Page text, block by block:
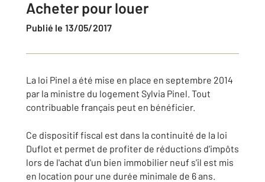
Acheter pour louer
Publié le 13/05/2017
La loi Pinel a été mise en place en septembre 2014
par la ministre du logement Sylvia Pinel. Tout
contribuable français peut en bénéficier.
Ce dispositif fiscal est dans la continuité de la loi
Duflot et permet de profiter de réductions d'impôts
lors de l'achat d'un bien immobilier neuf s'il est mis
en location pour une durée minimale de 6 ans.